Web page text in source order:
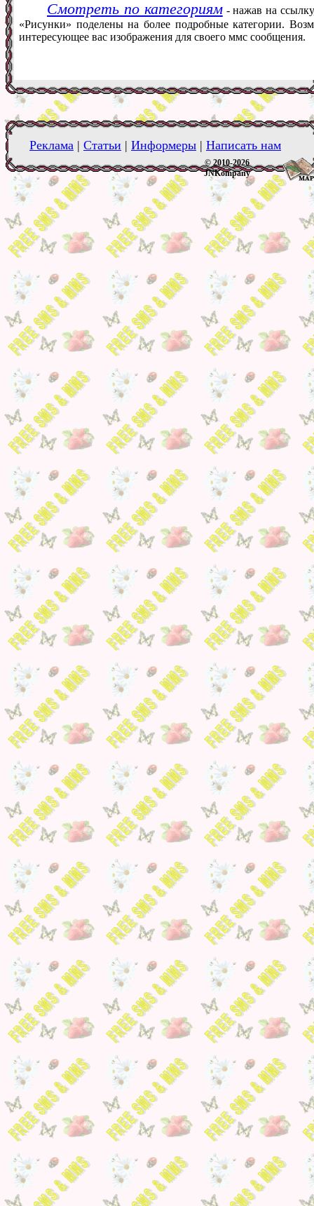
Смотреть по категориям- нажав на
«Рисунки» поделены на более подробные категории.
интересующее вас изображения для своего ммс сообщения.
Реклама | Статьи | Информеры | Написать нам
© 2010-2026
JNKompany